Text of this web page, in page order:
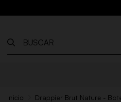
Inicio Drappier Brut Nature -